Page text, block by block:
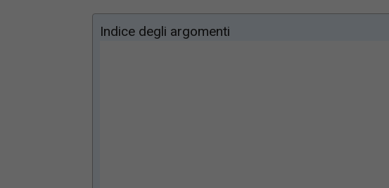
Indice degli argomenti